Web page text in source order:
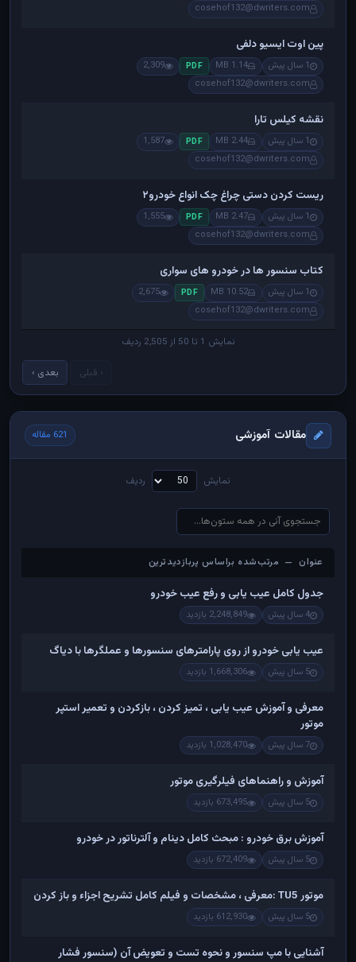
cosehof132@dwriters.com
پین اوت ایسیو دلفی
1 سال پیش 1.14 MB
PDF
2,309
cosehof132@dwriters.com
نقشه کیلس تارا
1 سال پیش 2.44 MB
PDF
1,587
cosehof132@dwriters.com
ریست کردن دستی چراغ چک انواع خودرو۲
1 سال پیش 2.47 MB
PDF
1,555
cosehof132@dwriters.com
کتاب سنسور ها در خودرو های سواری
1 سال پیش 10.52 MB
PDF
2,675
cosehof132@dwriters.com
نمایش 1 تا 50 از 2,505 ردیف
‹ قبلی بعدی ›
مقالات آموزشی 621 مقاله
نمایش ردیف
عنوان — مرتب‌شده براساس پربازدیدترین
عنوان — مرتب‌شده براساس پربازدیدترین
جدول کامل عیب یابی و رفع عیب خودرو
4 سال پیش 2,248,849 بازدید
عیب یابی خودرو از روی پارامترهای سنسورها و عملگرها با دیاگ
5 سال پیش 1,668,306 بازدید
معرفی و آموزش عیب یابی ، تمیز کردن ، بازکردن و تعمیر استپر
موتور
7 سال پیش 1,028,470 بازدید
آموزش و راهنماهای فیلرگیری موتور
5 سال پیش 673,495 بازدید
آموزش برق خودرو : مبحث کامل دینام و آلترناتور در خودرو
5 سال پیش 672,409 بازدید
موتور TU5 :معرفی ، مشخصات و فیلم کامل تشریح اجزاء و باز کردن
5 سال پیش 612,930 بازدید
آشنایی با مپ سنسور و نحوه تست و تعویض آن (سنسور فشار